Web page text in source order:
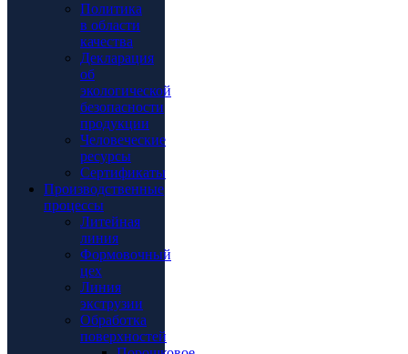
Политика
в области
качества
Декларация
об
экологической
безопасности
продукции
Человеческие
ресурсы
Сертификаты
Производственные
процессы
Литейная
линия
Формовочный
цех
Линия
экструзии
Обработка
поверхностей